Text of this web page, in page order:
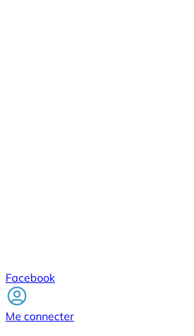
Facebook
Me connecter